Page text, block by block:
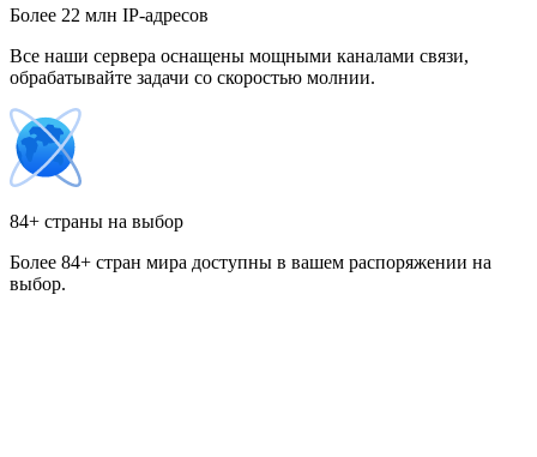
Греция
Дания
Более 22 млн IP-адресов
Все наши сервера оснащены мощными каналами связи,
обрабатывайте задачи со скоростью молнии.
84+ страны на выбор
Более 84+ стран мира доступны в вашем распоряжении на
выбор.